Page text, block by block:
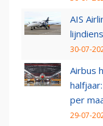
AIS
30-07-
Airbus
per
29-07-